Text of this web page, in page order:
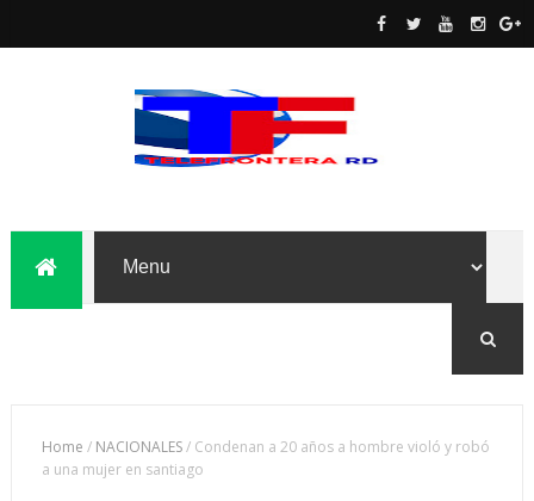
Home / NACIONALES/ Condenan a 20 años a hombre violó y robó
a una mujer en santiago